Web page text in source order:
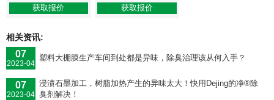
获取报价
获取报价
相关资讯:
07
2023-04
塑料大棚膜生产车间到处都是异味，除臭治理该从何入手？
07
2023-04
浸渍石墨加工，树脂加热产生的异味太大！快用Dejing的净®除
臭剂解决！